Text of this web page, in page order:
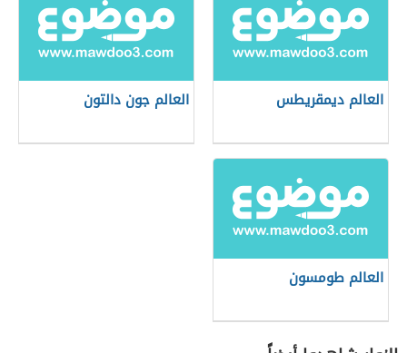
العالم ديمقريطس العالم جون دالتون
العالم طومسون